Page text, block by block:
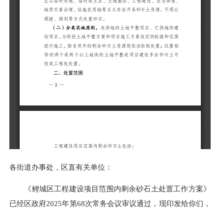
各街道办事处，区直有关单位：
《鲤城区工程建设项目范围内剩余砂石土处置工作方案》
已经区政府2025年第68次常务会议审议通过，现印发给你们，